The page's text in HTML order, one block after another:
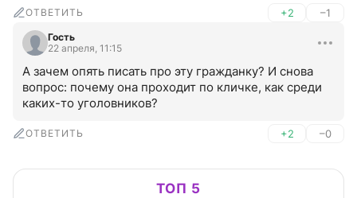
ОТВЕТИТЬ +2 –1
Гость
22 апреля, 11:15
А зачем опять писать про эту гражданку? И снова
вопрос: почему она проходит по кличке, как среди
каких-то уголовников?
ОТВЕТИТЬ +2 –0
ТОП 5